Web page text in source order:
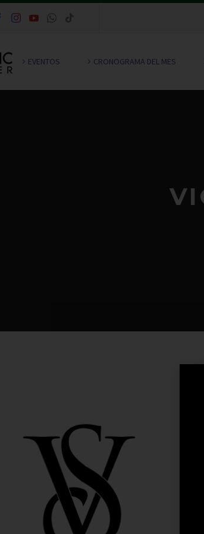
EVENTOS CRONOGRAMA DEL MES